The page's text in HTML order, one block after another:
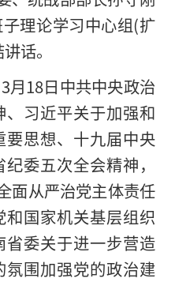
理论学习中心组(扩
话。
月18日中共中央政治
习近平关于加强和
思想、十九届中央
委五次全会精神，
面从严治党主体责任
国家机关基层组织
委关于进一步营造
围加强党的政治建